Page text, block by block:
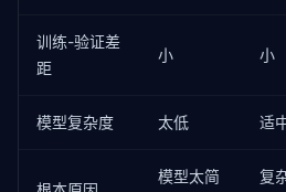
gap = test_mse -
depth <=
        status =
        status =
"拟合良好"
        status =
"过拟合"
训练-验证差
距
小 小
模型复杂度 太低 适
模型太简
复